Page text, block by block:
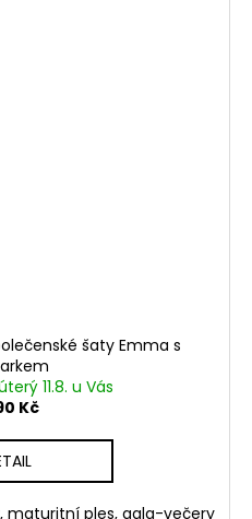
šaty Emma s
11.8. u Vás
Kč
maturitní ples, gala-večery